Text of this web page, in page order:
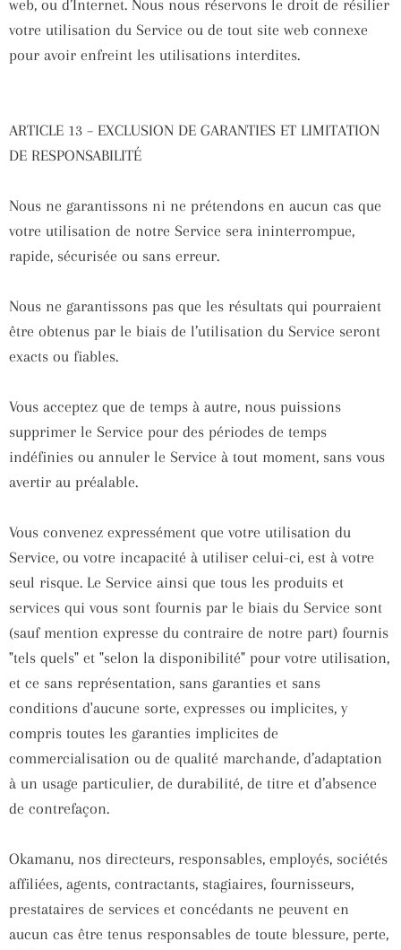
web, ou d’Internet. Nous nous réservons le droit de résilier
votre utilisation du Service ou de tout site web connexe
pour avoir enfreint les utilisations interdites.
ARTICLE 13 – EXCLUSION DE GARANTIES ET LIMITATION
DE RESPONSABILITÉ
Nous ne garantissons ni ne prétendons en aucun cas que
votre utilisation de notre Service sera ininterrompue,
rapide, sécurisée ou sans erreur.
Nous ne garantissons pas que les résultats qui pourraient
être obtenus par le biais de l’utilisation du Service seront
exacts ou fiables.
Vous acceptez que de temps à autre, nous puissions
supprimer le Service pour des périodes de temps
indéfinies ou annuler le Service à tout moment, sans vous
avertir au préalable.
Vous convenez expressément que votre utilisation du
Service, ou votre incapacité à utiliser celui-ci, est à votre
seul risque. Le Service ainsi que tous les produits et
services qui vous sont fournis par le biais du Service sont
(sauf mention expresse du contraire de notre part) fournis
"tels quels" et "selon la disponibilité" pour votre utilisation,
et ce sans représentation, sans garanties et sans
conditions d'aucune sorte, expresses ou implicites, y
compris toutes les garanties implicites de
commercialisation ou de qualité marchande, d’adaptation
à un usage particulier, de durabilité, de titre et d’absence
de contrefaçon.
Okamanu, nos directeurs, responsables, employés, sociétés
affiliées, agents, contractants, stagiaires, fournisseurs,
prestataires de services et concédants ne peuvent en
aucun cas être tenus responsables de toute blessure, perte,